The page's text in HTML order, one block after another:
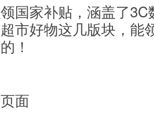
国家补贴，涵盖了
市好物这几版块，能
！
面